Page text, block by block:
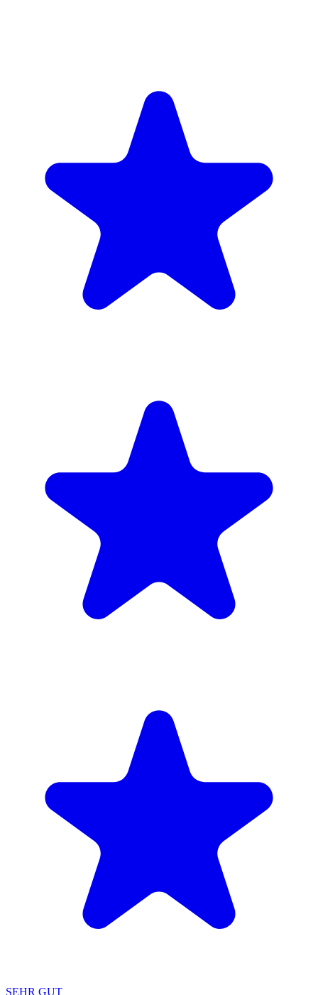
SEHR GUT